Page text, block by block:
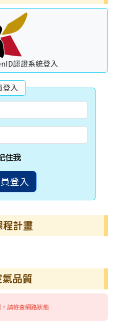
認證系統登入
登入
住我
登入
程計畫
品質
請檢查網路狀態